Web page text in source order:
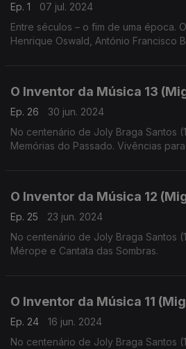
Ep. 1
07 jul. 2024
Entre séculos – o fim de uma época.
Henrique Oswald, António Francisco
O Inventor da Música 13
Ep. 26
30 jun. 2024
No centenário de Joly Braga Santos
Memórias do Passado. Vivências
O Inventor da Música 12
Ep. 25
23 jun. 2024
No centenário de Joly Braga Santos
Mérope e Cantata das Sombras.
O Inventor da Música 11
Ep. 24
16 jun. 2024
No centenário de Joly Braga Santos